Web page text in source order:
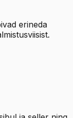
erineda